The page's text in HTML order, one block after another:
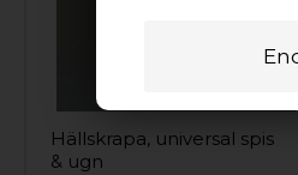
Hällskrapa, universal spis
& ugn